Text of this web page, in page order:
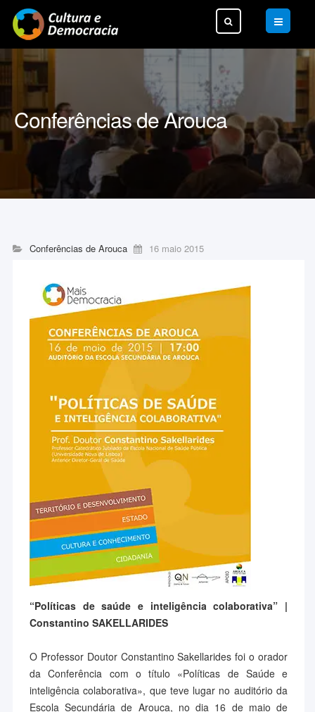
Pesquisar...
Conferências de Arouca
Conferências de Arouca 16 maio 2015
“Políticas de saúde e inteligência colaborativa” |
Constantino SAKELLARIDES
O Professor Doutor Constantino Sakellarides foi o orador
da Conferência com o título «Políticas de Saúde e
inteligência colaborativa», que teve lugar no auditório da
Escola Secundária de Arouca, no dia 16 de maio de